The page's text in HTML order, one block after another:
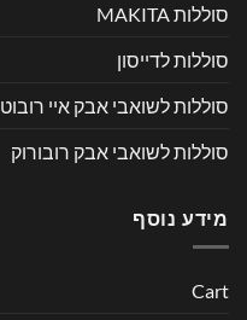
סוללות MAKITA
סוללות לדייסון
סוללות לשואבי אבק איי רובוט
סוללות לשואבי אבק רובורוק
מידע נוסף
Cart